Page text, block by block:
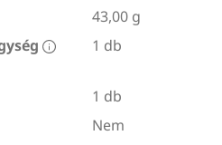
43,00 g
1 db
1 db
Nem